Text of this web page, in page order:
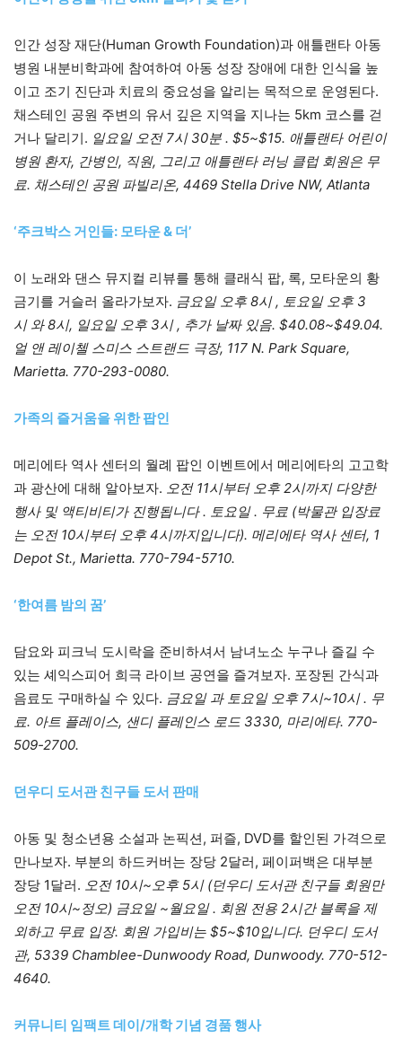
인간 성장 재단(Human Growth Foundation)과 애틀랜타 아동
병원 내분비학과에 참여하여 아동 성장 장애에 대한 인식을 높
이고 조기 진단과 치료의 중요성을 알리는 목적으로 운영된다.
채스테인 공원 주변의 유서 깊은 지역을 지나는 5km 코스를 걷
거나 달리기. 일요일 오전 7시 30분 . $5~$15. 애틀랜타 어린이
병원 환자, 간병인, 직원, 그리고 애틀랜타 러닝 클럽 회원은 무
료. 채스테인 공원 파빌리온, 4469 Stella Drive NW, Atlanta
‘주크박스 거인들: 모타운 & 더’
이 노래와 댄스 뮤지컬 리뷰를 통해 클래식 팝, 록, 모타운의 황
금기를 거슬러 올라가보자. 금요일 오후 8시 , 토요일 오후 3
시 와 8시, 일요일 오후 3시 , 추가 날짜 있음. $40.08~$49.04.
얼 앤 레이첼 스미스 스트랜드 극장, 117 N. Park Square,
Marietta. 770-293-0080.
가족의 즐거움을 위한 팝인
메리에타 역사 센터의 월례 팝인 이벤트에서 메리에타의 고고학
과 광산에 대해 알아보자. 오전 11시부터 오후 2시까지 다양한
행사 및 액티비티가 진행됩니다 . 토요일 . 무료 (박물관 입장료
는 오전 10시부터 오후 4시까지입니다). 메리에타 역사 센터, 1
Depot St., Marietta. 770-794-5710.
‘한여름 밤의 꿈’
담요와 피크닉 도시락을 준비하셔서 남녀노소 누구나 즐길 수
있는 셰익스피어 희극 라이브 공연을 즐겨보자. 포장된 간식과
음료도 구매하실 수 있다. 금요일 과 토요일 오후 7시~10시 . 무
료. 아트 플레이스, 샌디 플레인스 로드 3330, 마리에타. 770-
509-2700.
던우디 도서관 친구들 도서 판매
아동 및 청소년용 소설과 논픽션, 퍼즐, DVD를 할인된 가격으로
만나보자. 부분의 하드커버는 장당 2달러, 페이퍼백은 대부분
장당 1달러. 오전 10시~오후 5시 (던우디 도서관 친구들 회원만
오전 10시~정오) 금요일 ~월요일 . 회원 전용 2시간 블록을 제
외하고 무료 입장. 회원 가입비는 $5~$10입니다. 던우디 도서
관, 5339 Chamblee-Dunwoody Road, Dunwoody. 770-512-
4640.
커뮤니티 임팩트 데이/개학 기념 경품 행사